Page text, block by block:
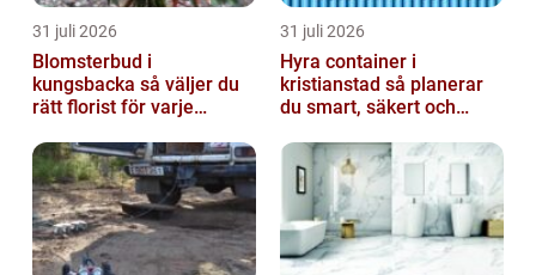
31 juli 2026
Blomsterbud i
kungsbacka så väljer du
rätt florist för varje
31 juli 2026
Hyra container i
kristianstad så planerar
du smart, säkert och